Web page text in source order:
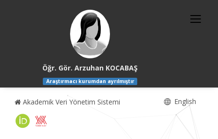
Öğr. Gör. Arzuhan KOCABAŞ
Araştırmacı kurumdan ayrılmıştır
Akademik Veri Yönetim Sistemi English